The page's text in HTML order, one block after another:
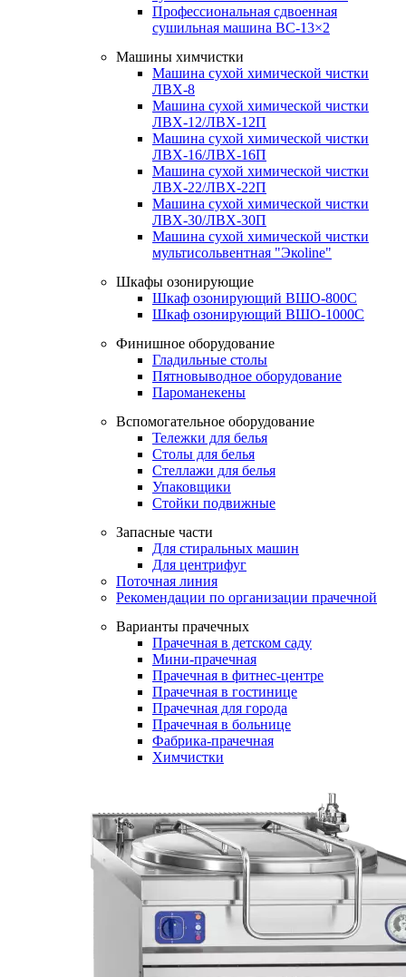
Профессиональная сдвоенная
сушильная машина ВС-13×2
Машины химчистки
Машина сухой химической чистки
ЛВХ-8
Машина сухой химической чистки
ЛВХ-12/ЛВХ-12П
Машина сухой химической чистки
ЛВХ-16/ЛВХ-16П
Машина сухой химической чистки
ЛВХ-22/ЛВХ-22П
Машина сухой химической чистки
ЛВХ-30/ЛВХ-30П
Машина сухой химической чистки
мультисольвентная "Экоline"
Шкафы озонирующие
Шкаф озонирующий ВШО-800С
Шкаф озонирующий ВШО-1000С
Финишное оборудование
Гладильные столы
Пятновыводное оборудование
Пароманекены
Вспомогательное оборудование
Тележки для белья
Столы для белья
Стеллажи для белья
Упаковщики
Стойки подвижные
Запасные части
Для стиральных машин
Для центрифуг
Поточная линия
Рекомендации по организации прачечной
Варианты прачечных
Прачечная в детском саду
Мини-прачечная
Прачечная в фитнес-центре
Прачечная в гостинице
Прачечная для города
Прачечная в больнице
Фабрика-прачечная
Химчистки